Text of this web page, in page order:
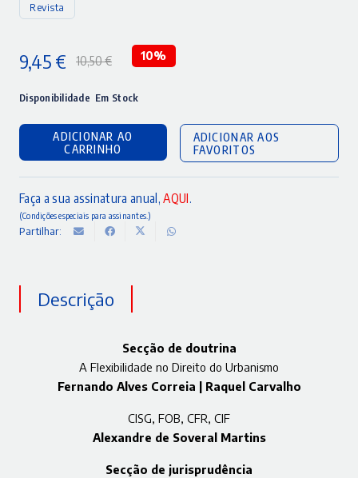
Revista
10,50€
preço
original
era:
10,50 €.
9,45 €
preço
atual
é:
9,45 €.
10%
Disponibilidade Em Stock
ADICIONAR AO
CARRINHO
ADICIONAR AOS
FAVORITOS
Faça a sua assinatura anual,AQUI.
(Condições especiais para assinantes.)
Partilhar:
Descrição
Secção de doutrina
A Flexibilidade no Direito do Urbanismo
Fernando Alves Correia | Raquel Carvalho
CISG, FOB, CFR, CIF
Alexandre de Soveral Martins
Secção de jurisprudência